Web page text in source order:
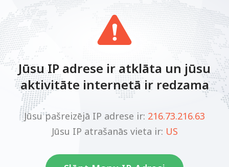
Jūsu IP adrese ir atklāta un jūsu
aktivitāte internetā ir redzama
Jūsu pašreizējā IP adrese ir: 216.73.216.63
Jūsu IP atrašanās vieta ir: US